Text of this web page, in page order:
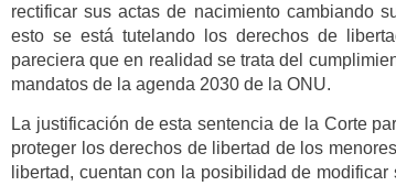
rectificar sus actas de nacimiento cambiando
esto se está tutelando los derechos de
pareciera que en realidad se trata del
mandatos de la agenda 2030 de la ONU.
La justificación de esta sentencia de la Corte
proteger los derechos de libertad de los
libertad, cuentan con la posibilidad de